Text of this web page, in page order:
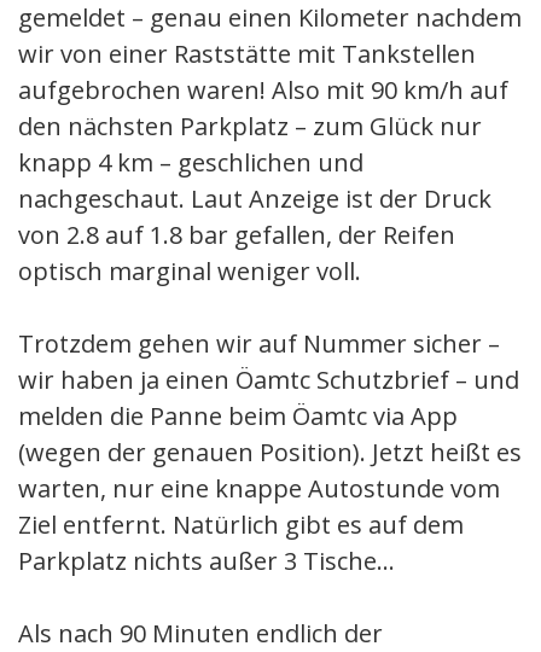
gemeldet – genau einen Kilometer nachdem
wir von einer Raststätte mit Tankstellen
aufgebrochen waren! Also mit 90 km/h auf
den nächsten Parkplatz – zum Glück nur
knapp 4 km – geschlichen und
nachgeschaut. Laut Anzeige ist der Druck
von 2.8 auf 1.8 bar gefallen, der Reifen
optisch marginal weniger voll.
Trotzdem gehen wir auf Nummer sicher –
wir haben ja einen Öamtc Schutzbrief – und
melden die Panne beim Öamtc via App
(wegen der genauen Position). Jetzt heißt es
warten, nur eine knappe Autostunde vom
Ziel entfernt. Natürlich gibt es auf dem
Parkplatz nichts außer 3 Tische…
Als nach 90 Minuten endlich der